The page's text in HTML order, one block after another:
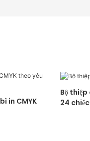
in CMYK
Bộ
24 chiếc